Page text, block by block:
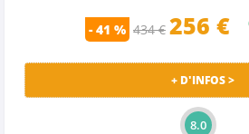
- 41 % 434 € 256 €
+ D'INFOS >
8.0